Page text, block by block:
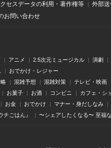
セスデータの利用・著作権等 外部
お問い合わせ
アニメ 2.5次元ミュージカル 演劇
おでかけ・レジャー
混雑予想 混雑対策 テレビ・映画
お菓子 お酒 コンビニ カフェ・シ
お金 おでかけ マナー・身だしなみ
チごはん』 〜シェアしたくなる〜 至福